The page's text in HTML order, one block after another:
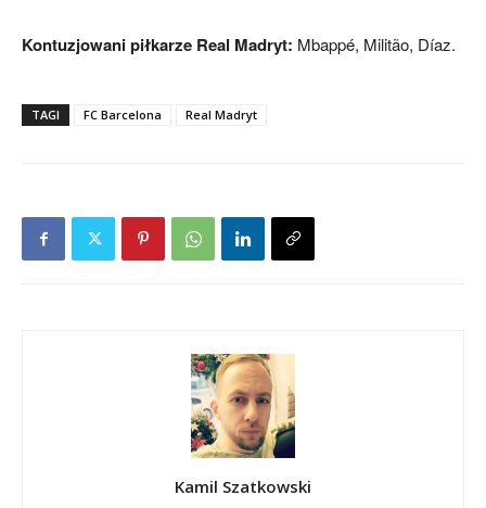
Kontuzjowani piłkarze Real Madryt: Mbappé, Militão, Díaz.
TAGI FC Barcelona Real Madryt
Kamil Szatkowski